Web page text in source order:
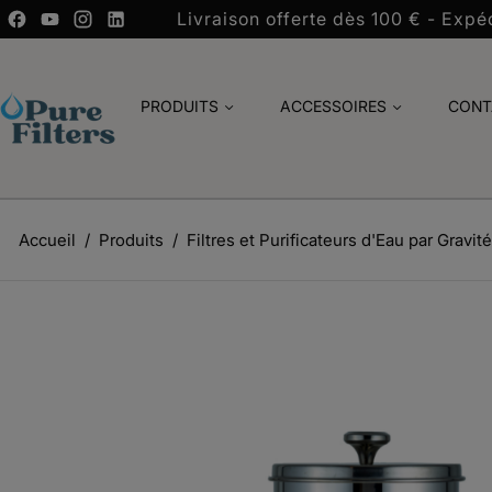
Livraison offerte dès 100 € -
PRODUITS ACCESSOIRES
Accueil Produits Filtres et Purificateurs d'Eau par Gravité